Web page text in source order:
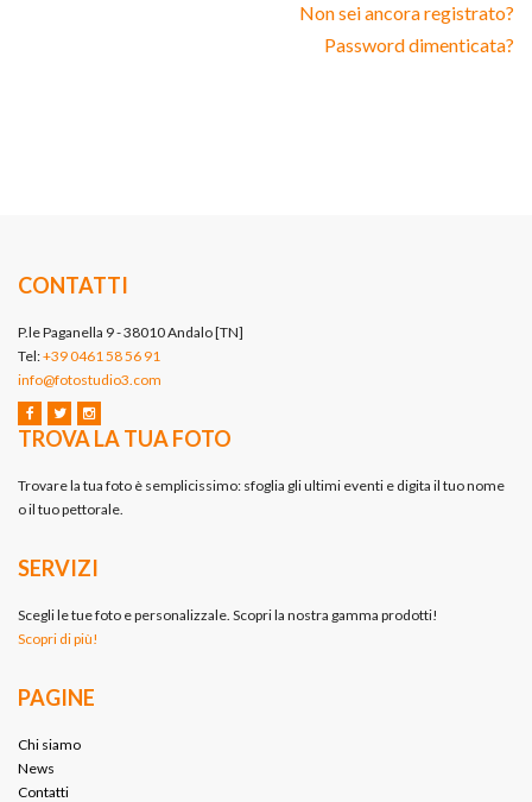
Non sei ancora registrato?
Password dimenticata?
CONTATTI
P.le Paganella 9 - 38010 Andalo [TN]
Tel:+39 0461 58 56 91
info@fotostudio3.com
TROVA LA TUA FOTO
Trovare la tua foto è semplicissimo: sfoglia gli ultimi eventi e digita il tuo nome
o il tuo pettorale.
SERVIZI
Scegli le tue foto e personalizzale. Scopri la nostra gamma prodotti!
Scopri di più!
PAGINE
Chi siamo
News
Contatti